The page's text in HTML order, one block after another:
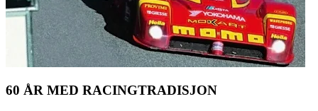
60 ÅR MED RACINGTRADISJON